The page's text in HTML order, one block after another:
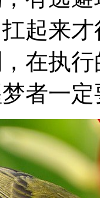
起来
在执
者一